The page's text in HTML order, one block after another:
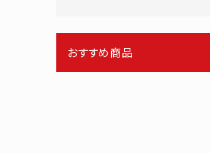
おすすめ商品